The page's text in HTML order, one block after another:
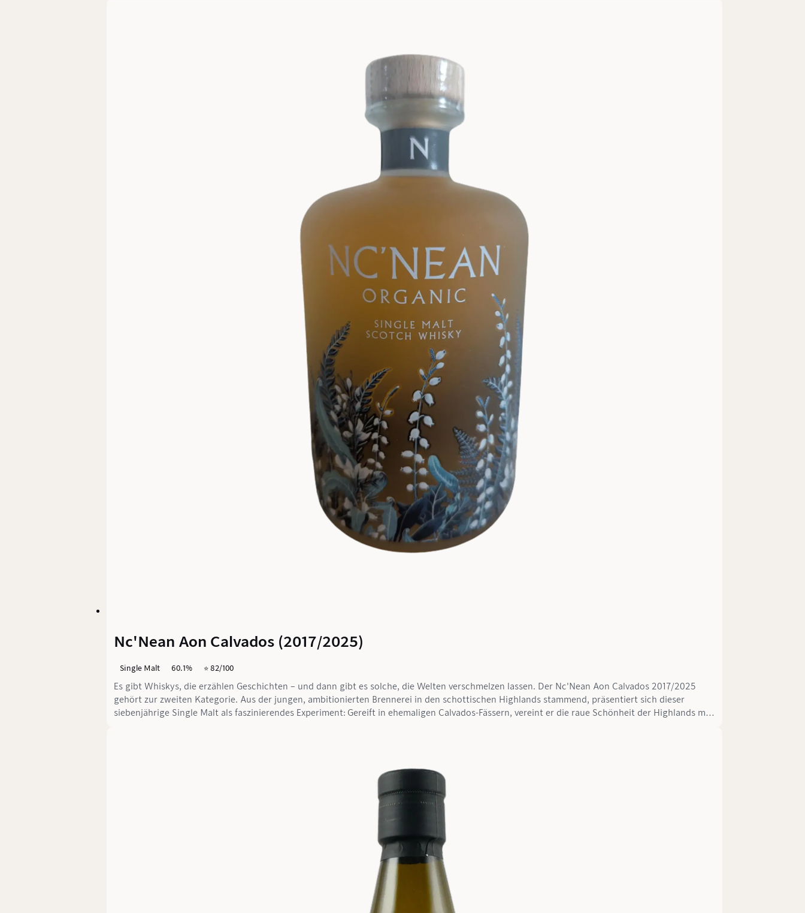
Nc'Nean Aon Calvados (2017/2025)
Single Malt 60.1% ⭐️ 82/100
Es gibt Whiskys, die erzählen Geschichten – und dann gibt es solche, die Welten verschmelzen lassen. Der Nc'Nean Aon Calvados 2017/2025
gehört zur zweiten Kategorie. Aus der jungen, ambitionierten Brennerei in den schottischen Highlands stammend, präsentiert sich dieser
siebenjährige Single Malt als faszinierendes Experiment: Gereift in ehemaligen Calvados-Fässern, vereint er die raue Schönheit der Highlands mit